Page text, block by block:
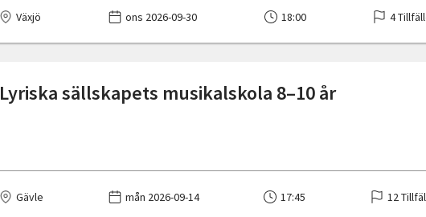
Växjö ons 2026-09-30 18:00 4
Lyriska sällskapets musikalskola 8–10 år
Gävle mån 2026-09-14 17:45 12